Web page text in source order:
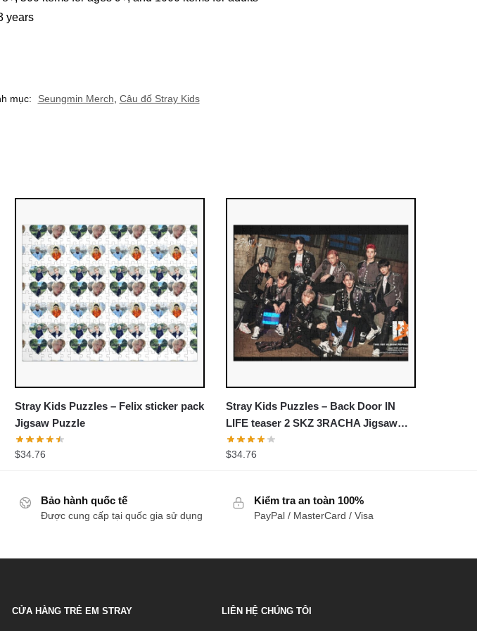
years
mục: Seungmin Merch Câu đố Stray Kids
Stray Kids Puzzles – Felix sticker pack
Jigsaw Puzzle
$34.76
Stray Kids Puzzles – Back Door IN
LIFE teaser 2 SKZ 3RACHA Jigsaw
Puzzle
$34.76
Bảo hành quốc tế
Được cung cấp tại quốc gia sử dụng
Kiểm tra an toàn 100%
PayPal / MasterCard / Visa
CỬA HÀNG TRẺ EM STRAY LIÊN HỆ CHÚNG TÔI